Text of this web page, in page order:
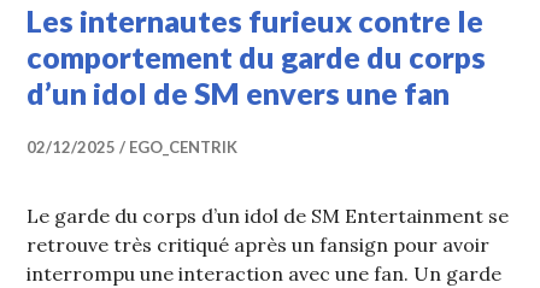
Les internautes furieux contre le
comportement du garde du corps
d’un idol de SM envers une fan
02/12/2025 EGO_CENTRIK
Le garde du corps d’un idol de SM Entertainment se
retrouve très critiqué après un fansign pour avoir
interrompu une interaction avec une fan. Un garde